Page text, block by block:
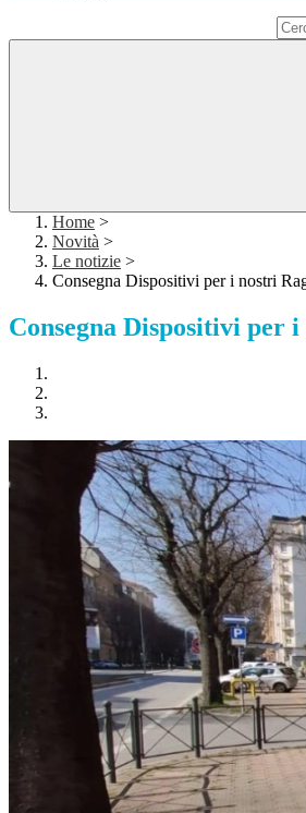
Home >
Novità >
Le notizie >
Consegna Dispositivi per i nostri
Consegna Dispositivi per